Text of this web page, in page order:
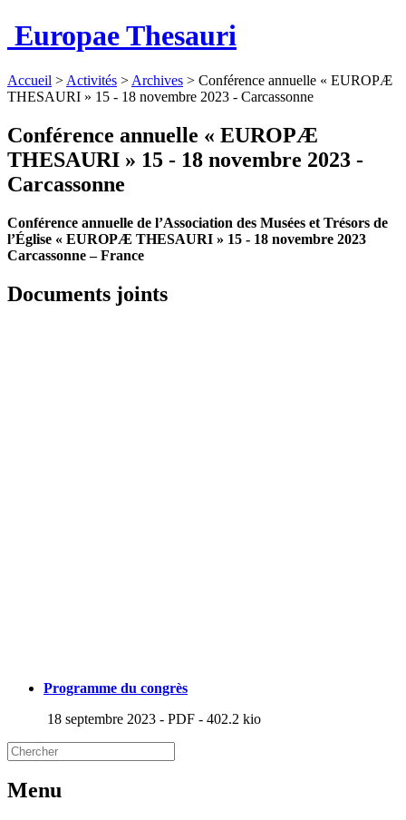
Europae Thesauri
Accueil > Activités > Archives > Conférence annuelle « EUROPÆ
THESAURI » 15 ‐ 18 novembre 2023 - Carcassonne
Conférence annuelle « EUROPÆ
THESAURI » 15 ‐ 18 novembre 2023 -
Carcassonne
Conférence annuelle de l’Association des Musées et Trésors de
l’Église « EUROPÆ THESAURI » 15 ‐ 18 novembre 2023
Carcassonne – France
Documents joints
Programme du congrès
18 septembre 2023 - PDF - 402.2 kio
Menu